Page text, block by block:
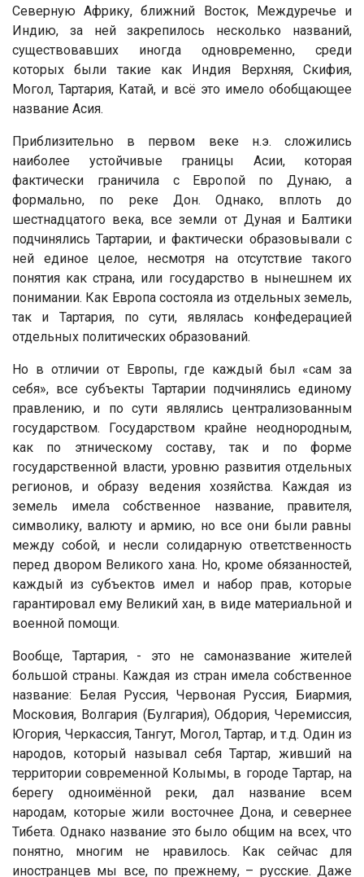
Северную Африку, ближний Восток, Междуречье и
Индию, за ней закрепилось несколько названий,
существовавших иногда одновременно, среди
которых были такие как Индия Верхняя, Скифия,
Могол, Тартария, Катай, и всё это имело обобщающее
название Асия.
Приблизительно в первом веке н.э. сложились
наиболее устойчивые границы Асии, которая
фактически граничила с Европой по Дунаю, а
формально, по реке Дон. Однако, вплоть до
шестнадцатого века, все земли от Дуная и Балтики
подчинялись Тартарии, и фактически образовывали с
ней единое целое, несмотря на отсутствие такого
понятия как страна, или государство в нынешнем их
понимании. Как Европа состояла из отдельных земель,
так и Тартария, по сути, являлась конфедерацией
отдельных политических образований.
Но в отличии от Европы, где каждый был «сам за
себя», все субъекты Тартарии подчинялись единому
правлению, и по сути являлись централизованным
государством. Государством крайне неоднородным,
как по этническому составу, так и по форме
государственной власти, уровню развития отдельных
регионов, и образу ведения хозяйства. Каждая из
земель имела собственное название, правителя,
символику, валюту и армию, но все они были равны
между собой, и несли солидарную ответственность
перед двором Великого хана. Но, кроме обязанностей,
каждый из субъектов имел и набор прав, которые
гарантировал ему Великий хан, в виде материальной и
военной помощи.
Вообще, Тартария, - это не самоназвание жителей
большой страны. Каждая из стран имела собственное
название: Белая Руссия, Червоная Руссия, Биармия,
Московия, Волгария (Булгария), Обдория, Черемиссия,
Югория, Черкассия, Тангут, Могол, Тартар, и т.д. Один из
народов, который называл себя Тартар, живший на
территории современной Колымы, в городе Тартар, на
берегу одноимённой реки, дал название всем
народам, которые жили восточнее Дона, и севернее
Тибета. Однако название это было общим на всех, что
понятно, многим не нравилось. Как сейчас для
иностранцев мы все, по прежнему, – русские. Даже